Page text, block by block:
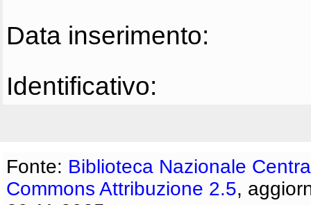
Data inserimento:
Identificativo:
Fonte: Biblioteca Nazionale
Commons Attribuzione 2.5,